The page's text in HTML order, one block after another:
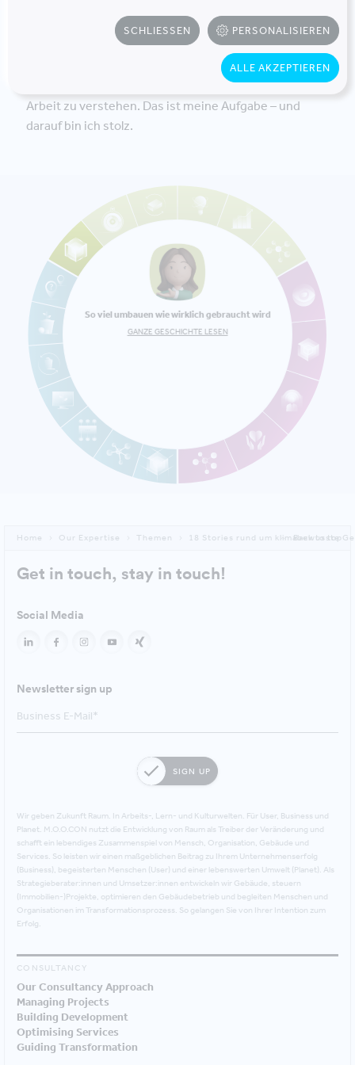
Unternehmen schwierig, nachhaltig zu handeln.
Schließlich geht es darum, Nachhaltigkeit nicht nur als
Ziel, sondern als festen Bestandteil unserer täglichen
Arbeit zu verstehen. Das ist meine Aufgabe – und
darauf bin ich stolz.
So viel umbauen wie wirklich gebraucht wird
GANZE GESCHICHTE LESEN
Home Our Expertise Themen 18 Stories rund um klimabewusste
Back to top
Get in touch, stay in touch!
Social Media
Newsletter sign up
SIGN UP
Wir geben Zukunft Raum. In Arbeits-, Lern- und Kulturwelten. Für User, Business und
Planet. M.O.O.CON nutzt die Entwicklung von Raum als Treiber der Veränderung und
schafft ein lebendiges Zusammenspiel von Mensch, Organisation, Gebäude und
Services. So leisten wir einen maßgeblichen Beitrag zu Ihrem Unternehmenserfolg
(Business), begeisterten Menschen (User) und einer lebenswerten Umwelt (Planet). Als
Strategieberater:innen und Umsetzer:innen entwickeln wir Gebäude, steuern
(Immobilien-)Projekte, optimieren den Gebäudebetrieb und begleiten Menschen und
Organisationen im Transformationsprozess. So gelangen Sie von Ihrer Intention zum
Erfolg.
CONSULTANCY
Our Consultancy Approach
Managing Projects
Building Development
Optimising Services
Guiding Transformation
SCHLIESSEN PERSONALISIEREN
ALLE AKZEPTIEREN